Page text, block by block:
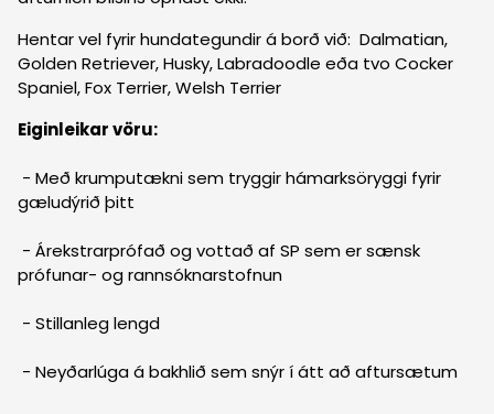
Hentar vel fyrir hundategundir á borð við: Dalmatian,
Golden Retriever, Husky, Labradoodle eða tvo Cocker
Spaniel, Fox Terrier, Welsh Terrier
Eiginleikar vöru:
- Með krumputækni sem tryggir hámarksöryggi fyrir
gæludýrið þitt
- Árekstrarprófað og vottað af SP sem er sænsk
prófunar- og rannsóknarstofnun
- Stillanleg lengd
- Neyðarlúga á bakhlið sem snýr í átt að aftursætum